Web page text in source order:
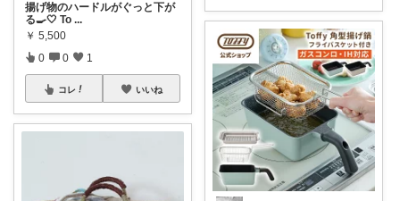
揚げ物のハードルがぐっと下が
る🍳🤍 To ...
￥ 5,500
0 0 1
コレ いいね